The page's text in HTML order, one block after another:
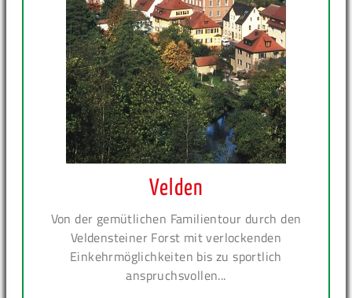
Velden
Von der gemütlichen Familientour durch den
Veldensteiner Forst mit verlockenden
Einkehrmöglichkeiten bis zu sportlich
anspruchsvollen...